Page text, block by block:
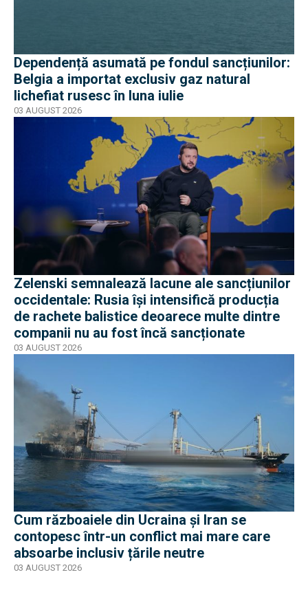
Dependență asumată pe fondul sancțiunilor:
Belgia a importat exclusiv gaz natural
lichefiat rusesc în luna iulie
03 AUGUST 2026
Zelenski semnalează lacune ale sancțiunilor
occidentale: Rusia își intensifică producția
de rachete balistice deoarece multe dintre
companii nu au fost încă sancționate
03 AUGUST 2026
Cum războaiele din Ucraina și Iran se
contopesc într-un conflict mai mare care
absoarbe inclusiv țările neutre
03 AUGUST 2026